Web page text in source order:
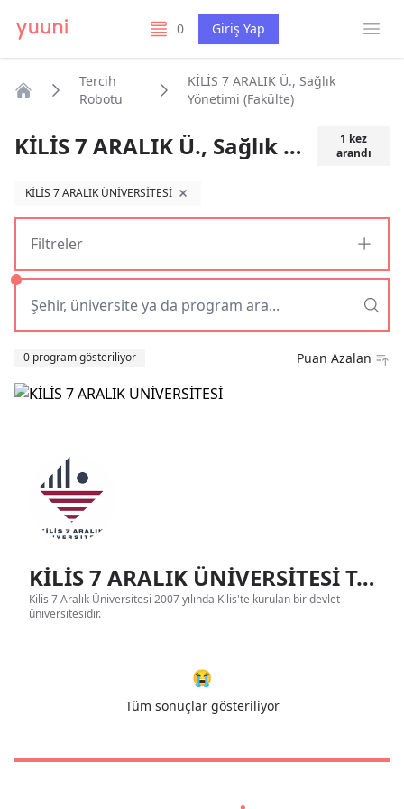
0
listelerim Giriş Yap
Tercih
Robotu
KİLİS 7 ARALIK Ü., Sağlık
Yönetimi (Fakülte)
KİLİS 7 ARALIK Ü., Sağlık Yönetimi (Fakülte) 1 kez
arandı
KİLİS 7 ARALIK ÜNİVERSİTESİ filtreyi kaldır
Filtreler
0 program gösteriliyor Puan Azalan
KİLİS 7 ARALIK ÜNİVERSİTESİ Tanıtım
Kilis 7 Aralık Üniversitesi 2007 yılında Kilis'te kurulan bir devlet
üniversitesidir.
😭
Tüm sonuçlar gösteriliyor